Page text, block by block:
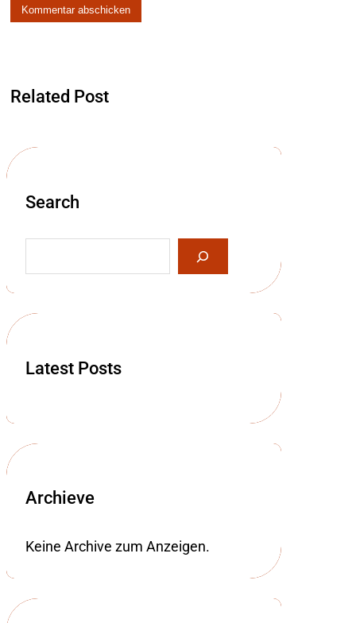
Related Post
Search
Latest Posts
Archieve
Keine Archive zum Anzeigen.